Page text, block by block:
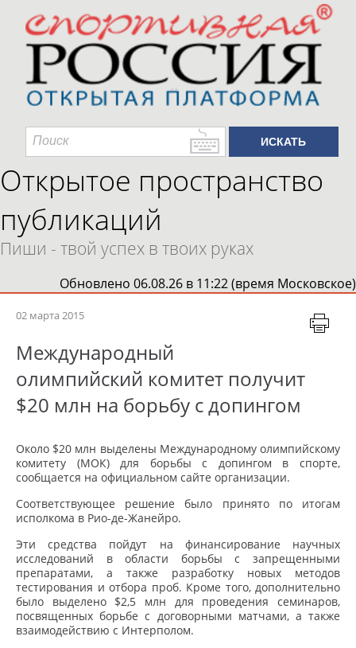
Открытое пространство
публикаций
Пиши - твой успех в твоих руках
Обновлено 06.08.26 в 11:22 (время Московское)
02 марта 2015
Международный
олимпийский комитет получит
$20 млн на борьбу с допингом
Около $20 млн выделены Международному олимпийскому
комитету (МОК) для борьбы с допингом в спорте,
сообщается на официальном сайте организации.
Соответствующее решение было принято по итогам
исполкома в Рио-де-Жанейро.
Эти средства пойдут на финансирование научных
исследований в области борьбы с запрещенными
препаратами, а также разработку новых методов
тестирования и отбора проб. Кроме того, дополнительно
было выделено $2,5 млн для проведения семинаров,
посвященных борьбе с договорными матчами, а также
взаимодействию с Интерполом.